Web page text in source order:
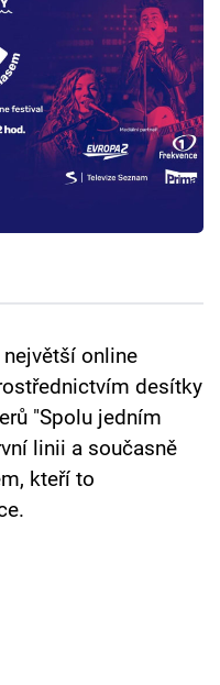
online
desítky
"Spolu jedním
linii a současně
kteří to